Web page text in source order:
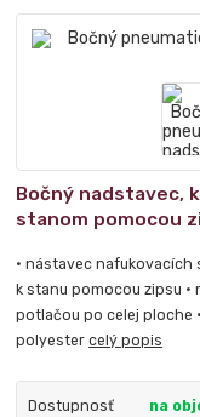
Bočný nadstavec,
stanom pomocou
• nástavec nafukovacích
k stanu pomocou zipsu
potlačou po celej ploche
polyestercelý popis
Dostupnosť na